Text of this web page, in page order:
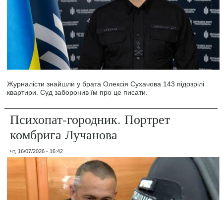
Журналісти знайшли у брата Олексія Сухачова 143 підозрілі
квартири. Суд заборонив їм про це писати.
Психопат-городник. Портрет
комбрига Лучанова
чт, 16/07/2026 - 16:42